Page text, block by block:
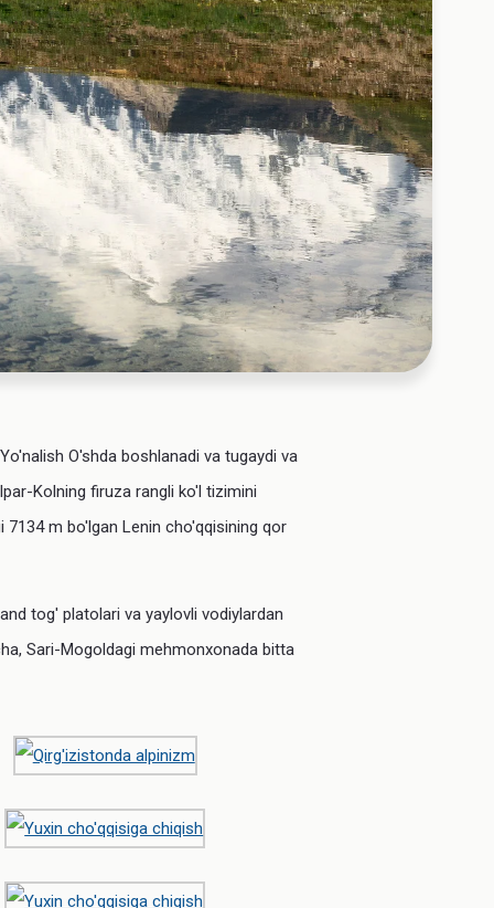
O'shda boshlanadi va tugaydi va
Kolning firuza rangli ko'l tizimini
m bo'lgan Lenin cho'qqisining qor
tog' platolari va yaylovli vodiylardan
Sari-Mogoldagi mehmonxonada bitta